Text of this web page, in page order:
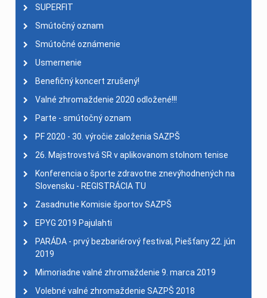
SUPERFIT
Smútočný oznam
Smútočné oznámenie
Usmernenie
Benefičný koncert zrušený!
Valné zhromaždenie 2020 odložené!!!
Parte - smútočný oznam
PF 2020 - 30. výročie založenia SAZPŠ
26. Majstrovstvá SR v aplikovanom stolnom tenise
Konferencia o športe zdravotne znevýhodnených na
Slovensku - REGISTRÁCIA TU
Zasadnutie Komisie športov SAZPŠ
EPYG 2019 Pajulahti
PARÁDA - prvý bezbariérový festival, Piešťany 22. jún
2019
Mimoriadne valné zhromaždenie 9. marca 2019
Volebné valné zhromaždenie SAZPŠ 2018